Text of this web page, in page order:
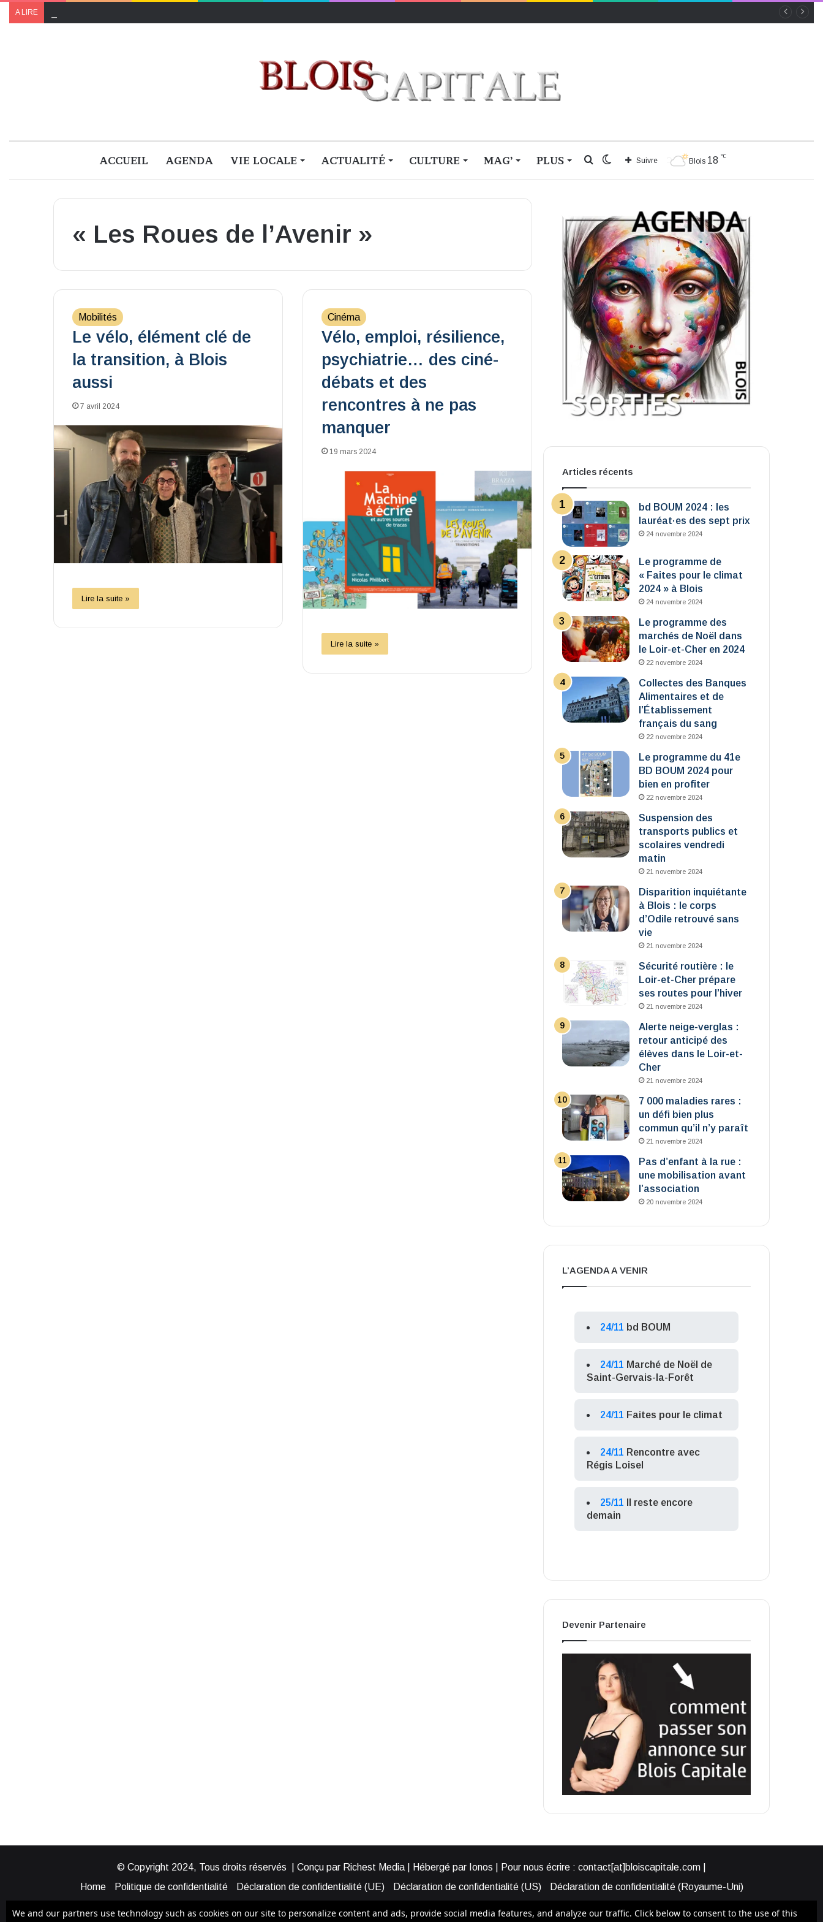
A LIRE
ACCUEIL AGENDA VIE LOCALE ACTUALITÉ CULTURE MAG’ PLUS Blois 18 ℃
Suivre
Switch
Rechercher
« Les Roues de l’Avenir »
Mobilités
Le vélo, élément clé de
la transition, à Blois
aussi
7 avril 2024
Lire la suite »
Cinéma
Vélo, emploi, résilience,
psychiatrie… des ciné-
débats et des
rencontres à ne pas
manquer
19 mars 2024
Lire la suite »
Articles récents
bd BOUM 2024 : les
lauréat·es des sept prix
24 novembre 2024
Le programme de
« Faites pour le climat
2024 » à Blois
24 novembre 2024
Le programme des
marchés de Noël dans
le Loir-et-Cher en 2024
22 novembre 2024
Collectes des Banques
Alimentaires et de
l’Établissement
français du sang
22 novembre 2024
Le programme du 41e
BD BOUM 2024 pour
bien en profiter
22 novembre 2024
Suspension des
transports publics et
scolaires vendredi
matin
21 novembre 2024
Disparition inquiétante
à Blois : le corps
d’Odile retrouvé sans
vie
21 novembre 2024
Sécurité routière : le
Loir-et-Cher prépare
ses routes pour l’hiver
21 novembre 2024
Alerte neige-verglas :
retour anticipé des
élèves dans le Loir-et-
Cher
21 novembre 2024
7 000 maladies rares :
un défi bien plus
commun qu’il n’y paraît
21 novembre 2024
Pas d’enfant à la rue :
une mobilisation avant
l’association
20 novembre 2024
L’AGENDA A VENIR
24/11 bd BOUM
24/11 Marché de Noël de
Saint-Gervais-la-Forêt
24/11 Faites pour le climat
24/11 Rencontre avec
Régis Loisel
25/11
Il reste encore
demain
Devenir Partenaire
© Copyright 2024, Tous droits réservés | Conçu par Richest Media | Hébergé par Ionos | Pour nous écrire : contact[at]bloiscapitale.com |
Home
Politique de confidentialité Déclaration de confidentialité (UE) Déclaration de confidentialité (US)
Déclaration de confidentialité (Royaume-Uni)
We and our partners use technology such as cookies on our site to personalize content and ads, provide social media features, and analyze our traffic. Click below to consent to the use of this